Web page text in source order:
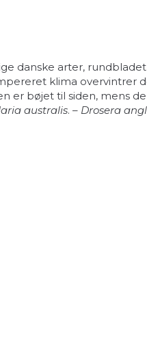
danske arter,
klima
bøjet til siden, mens
australis. – Drosera